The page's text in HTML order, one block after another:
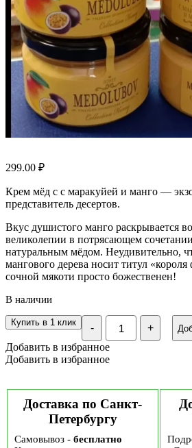
299.00 ₽
Крем мёд с с маракуйей и манго —
представитель десертов.
Вкус душистого манго раскрывается
великолепии в потрясающем
натуральным мёдом. Неудивительно,
мангового дерева носит титул «короля
сочной мякоти просто божественен!
В наличии
-
Количество
Мед-
суфле
Медолюбов
манго-
+
Купить в 1 клик
Добавить в избранное
Добавить в избранное
Доставка по Санкт-
Петербургу
Самовывоз - бесплатно